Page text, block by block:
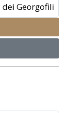
Georgofili